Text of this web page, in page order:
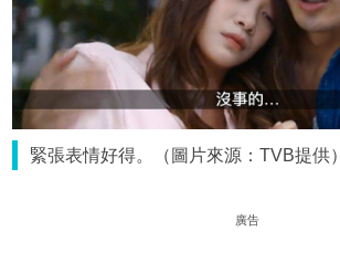
緊張表情好得。（圖片來源：TVB提供）
廣告